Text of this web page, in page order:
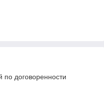
по договоренности